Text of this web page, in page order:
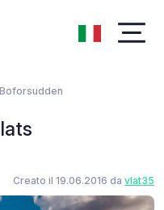
Creato il 19.06.2016 da vlat35